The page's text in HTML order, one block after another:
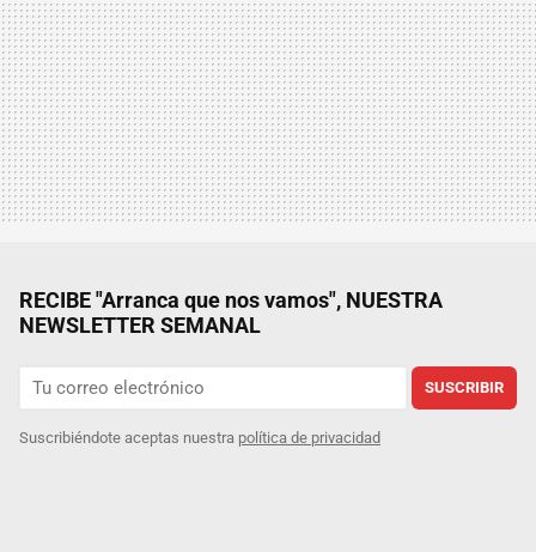
RECIBE "Arranca que nos vamos", NUESTRA
NEWSLETTER SEMANAL
SUSCRIBIR
Suscribiéndote aceptas nuestra política de privacidad